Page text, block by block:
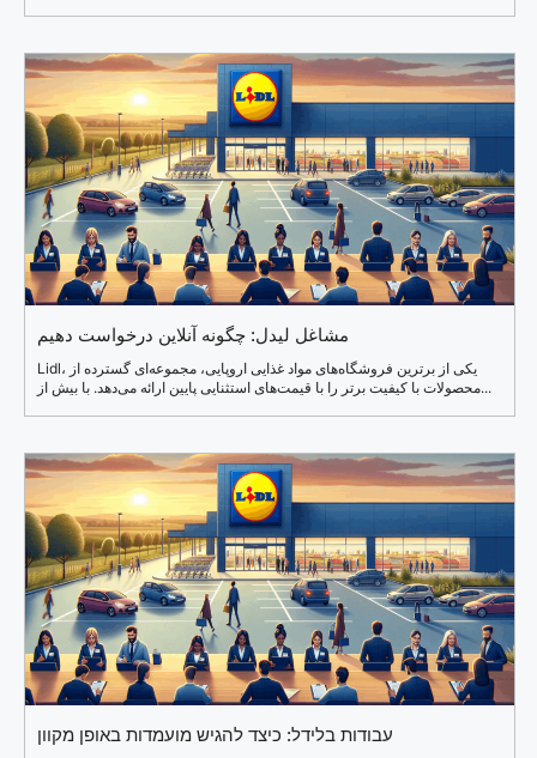
مشاغل لیدل: چگونه آنلاین درخواست دهیم
Lidl، یکی از برترین فروشگاه‌های مواد غذایی اروپایی، مجموعه‌ای گسترده از
محصولات با کیفیت برتر را با قیمت‌های استثنایی پایین ارائه می‌دهد. با بیش از...
עבודות בלידל: כיצד להגיש מועמדות באופן מקוון